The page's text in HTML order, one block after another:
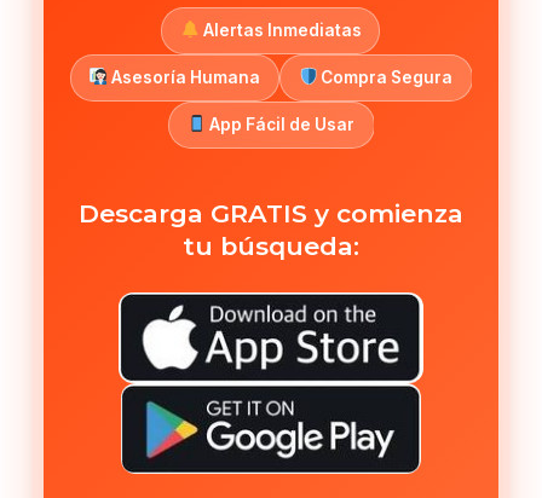
Alertas Inmediatas
Asesoría Humana Compra Segura
App Fácil de Usar
Descarga GRATIS y comienza
tu búsqueda: